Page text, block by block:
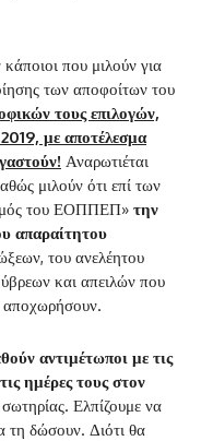
που μιλούν για
των αποφοίτων του
τους επιλογών,
με αποτέλεσμα
Αναρωτιέται
μιλούν ότι επί των
του ΕΟΠΠΕΠ» την
απαραίτητου
του ανελέητου
και απειλών που
αποχωρήσουν.
αντιμέτωποι με τις
ημέρες τους στον
Ελπίζουμε να
τη δώσουν. Διότι θα